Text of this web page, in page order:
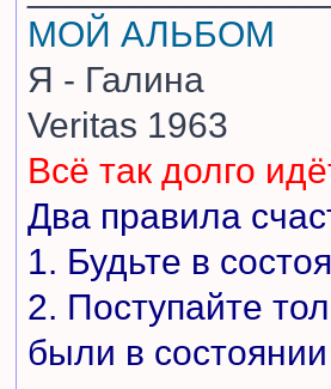
МОЙ АЛЬБОМ
Я - Галина
Veritas 1963
Всё так долго
Два правила
1. Будьте в
2. Поступайте
были в